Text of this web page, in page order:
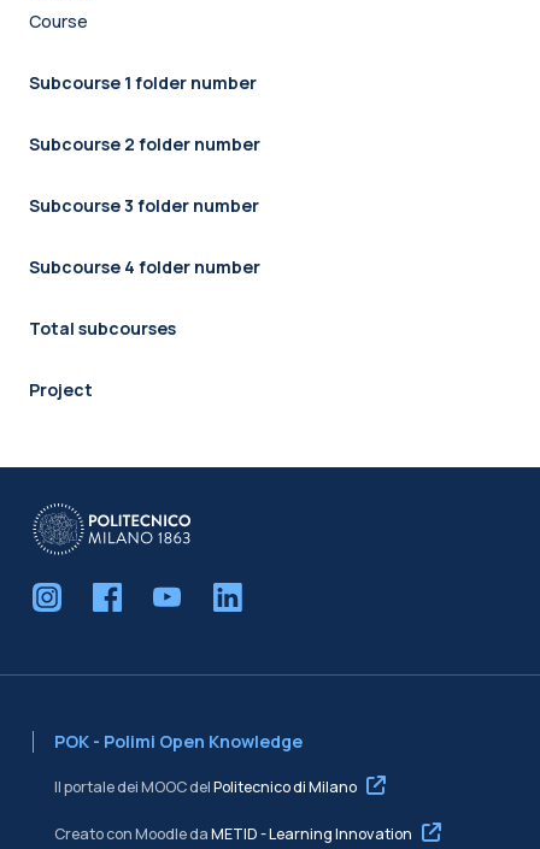
Course
Subcourse 1 folder number
Subcourse 2 folder number
Subcourse 3 folder number
Subcourse 4 folder number
Total subcourses
Project
POK - Polimi Open Knowledge
Il portale dei MOOC delPolitecnico di Milano
Creato con Moodle daMETID - Learning Innovation